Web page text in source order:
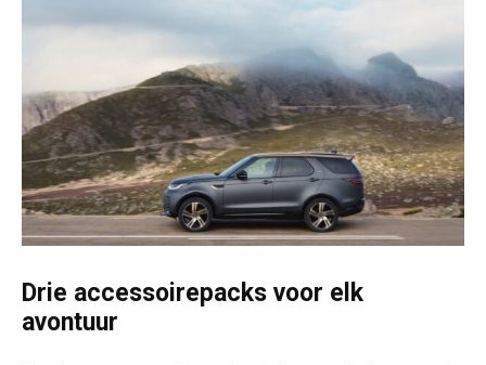
Drie accessoirepacks voor elk
avontuur